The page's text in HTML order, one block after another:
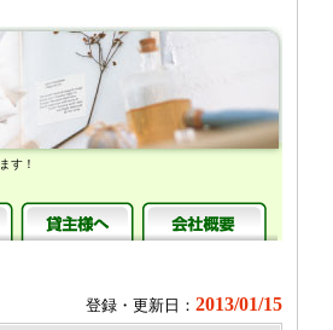
す！
登録・更新日： 2013/01/15